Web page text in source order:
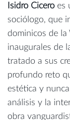
Isidro Cicero es
sociólogo, que
dominicos de la
inaugurales de
tratado a sus
profundo reto
estética y
análisis y la
obra